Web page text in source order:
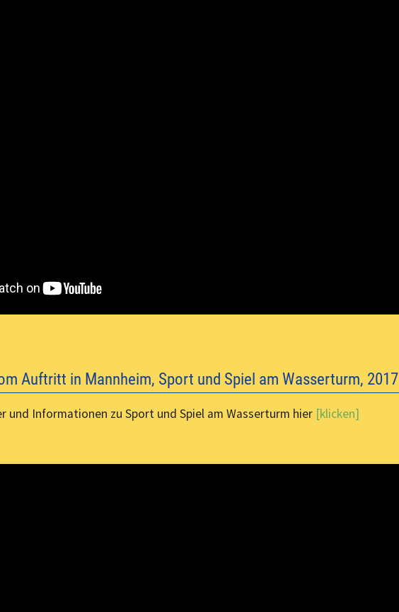
Auftritt in Mannheim, Sport und Spiel am Wasserturm, 2017
und Informationen zu Sport und Spiel am Wasserturm hier [klicken]